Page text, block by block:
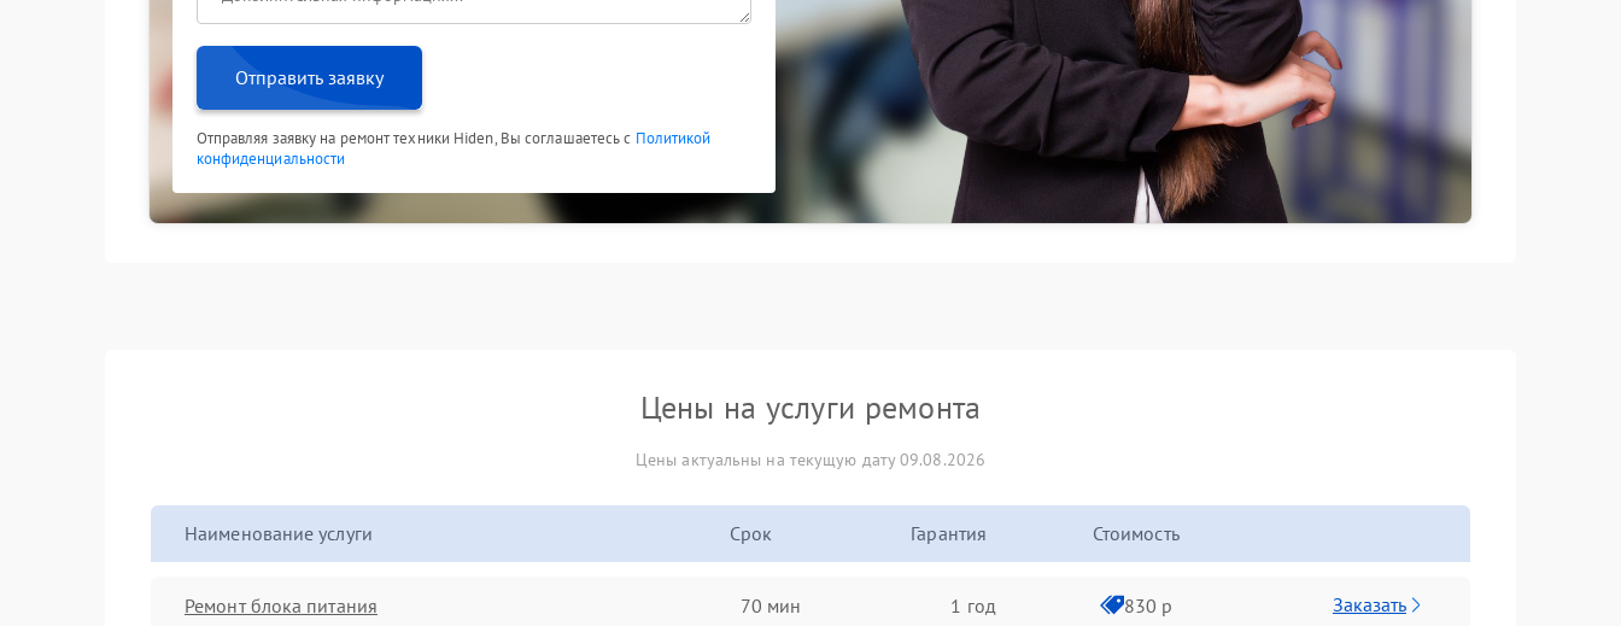
Отправить заявку
Отправляя заявку на ремонт техники Hiden, Вы соглашаетесь с Политикой
конфиденциальности
Цены на услуги ремонта
Цены актуальны на текущую дату 09.08.2026
Наименование услуги Срок Гарантия Стоимость
Ремонт блока питания 70 мин 1 год 830 р Заказать